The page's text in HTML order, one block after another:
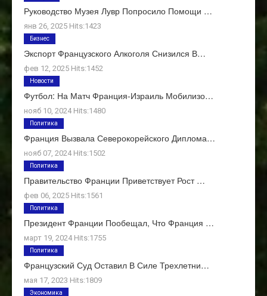
Руководство Музея Лувр Попросило Помощи …
янв 26, 2025 Hits:1423
Экспорт Французского Алкоголя Снизился В…
фев 12, 2025 Hits:1452
Бизнес
Футбол: На Матч Франция-Израиль Мобилизо…
нояб 10, 2024 Hits:1480
Новости
Франция Вызвала Северокорейского Диплома…
нояб 07, 2024 Hits:1502
Политика
Правительство Франции Приветствует Рост …
фев 06, 2025 Hits:1561
Политика
Президент Франции Пообещал, Что Франция …
март 19, 2024 Hits:1755
Политика
Французский Суд Оставил В Силе Трехлетни…
мая 17, 2023 Hits:1809
Политика
Экономика